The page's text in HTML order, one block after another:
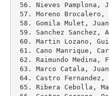
56. Nieves
57. Moreno
58. Gomila Mulet,
59. Sanchez
60. Martin Lozano,
61. Cano Manrique,
62. Raimundo
63. Marco Catala,
64. Castro
65. Ribera Cebolla,